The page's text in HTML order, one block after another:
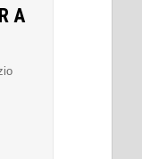
A